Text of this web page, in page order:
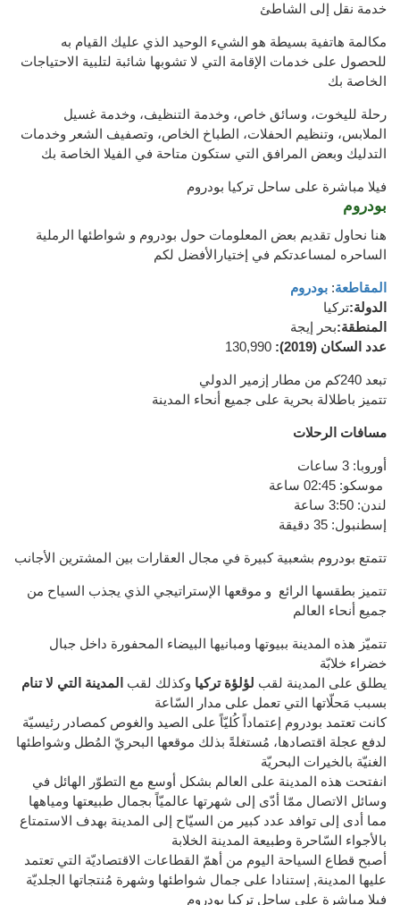
خدمة نقل إلى الشاطئ
مكالمة هاتفية بسيطة هو الشيء الوحيد الذي عليك القيام به
للحصول على خدمات الإقامة التي لا تشوبها شائبة لتلبية الاحتياجات
الخاصة بك
رحلة لليخوت، وسائق خاص، وخدمة التنظيف، وخدمة غسيل
الملابس، وتنظيم الحفلات، الطباخ الخاص، وتصفيف الشعر وخدمات
التدليك وبعض المرافق التي ستكون متاحة في الفيلا الخاصة بك
فيلا مباشرة على ساحل تركيا بودروم
بودروم
هنا نحاول تقديم بعض المعلومات حول بودروم و شواطئها الرملية
الساحره لمساعدتكم في إختيارالأفضل لكم
المقاطعة: بودروم
الدولة:تركيا
المنطقة:بحر إيجة
عدد السكان (2019
):
تبعد 240كم من مطار إزمير الدولي
تتميز باطلالة بحرية على جميع أنحاء المدينة
مسافات الرحلات
أوروبا: 3 ساعات
موسكو:
02:45
لندن:
3:50 ساعة
إسطنبول: 35 دقيقة
تتمتع بودروم بشعبية كبيرة في مجال العقارات بين المشترين الأجانب
تتميز بطقسها الرائع و موقعها الإستراتيجي الذي يجذب السياح من
جميع أنحاء العالم
تتميّز هذه المدينة ببيوتها ومبانيها البيضاء المحفورة داخل جبال
خضراء خلابّة
يطلق على المدينة لقب لؤلؤة تركيا وكذلك لقب المدينة التي لا تنام
بسبب مَحلّاتها التي تعمل على مدار السّاعة
كانت تعتمد بودروم إعتماداً كُليّاً على الصيد والغوص كمصادر رئيسيّة
لدفع عجلة اقتصادها، مُستغلةً بذلك موقعها البحريّ المُطل وشواطئها
الغنيّة بالخيرات البحريّة
انفتحت هذه المدينة على العالم بشكل أوسع مع التطوّر الهائل في
وسائل الاتصال ممّا أدّى إلى شهرتها عالميّاً بجمال طبيعتها ومياهها
مما أدى إلى توافد عدد كبير من السيّاح إلى المدينة بهدف الاستمتاع
بالأجواء السّاحرة وطبيعة المدينة الخلابة
أصبح قطاع السياحة اليوم من أهمّ القطاعات الاقتصاديّة التي تعتمد
عليها المدينة, إستنادا على جمال شواطئها وشهرة مُنتجاتها الجلديّة
فيلا مباشرة على ساحل تركيا بودروم